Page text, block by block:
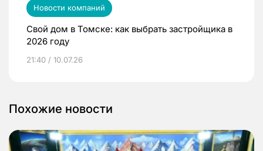
Новости компаний
Свой дом в Томске: как выбрать застройщика в
2026 году
21:40 / 10.07.26
Похожие новости